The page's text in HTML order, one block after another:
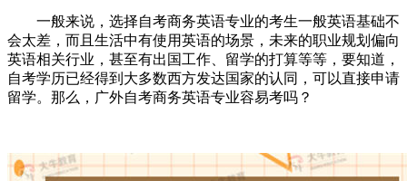
一般来说，选择自考商务英语专业的考生一般英语基础不
会太差，而且生活中有使用英语的场景，未来的职业规划偏向
英语相关行业，甚至有出国工作、留学的打算等等，要知道，
自考学历已经得到大多数西方发达国家的认同，可以直接申请
留学。那么，广外自考商务英语专业容易考吗？